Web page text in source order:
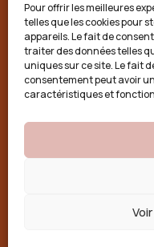
Pour offrir les meilleures
telles que les cookies pour
appareils. Le fait de
traiter des données telles
uniques sur ce site. Le fait
consentement peut avoir
caractéristiques et
Politique